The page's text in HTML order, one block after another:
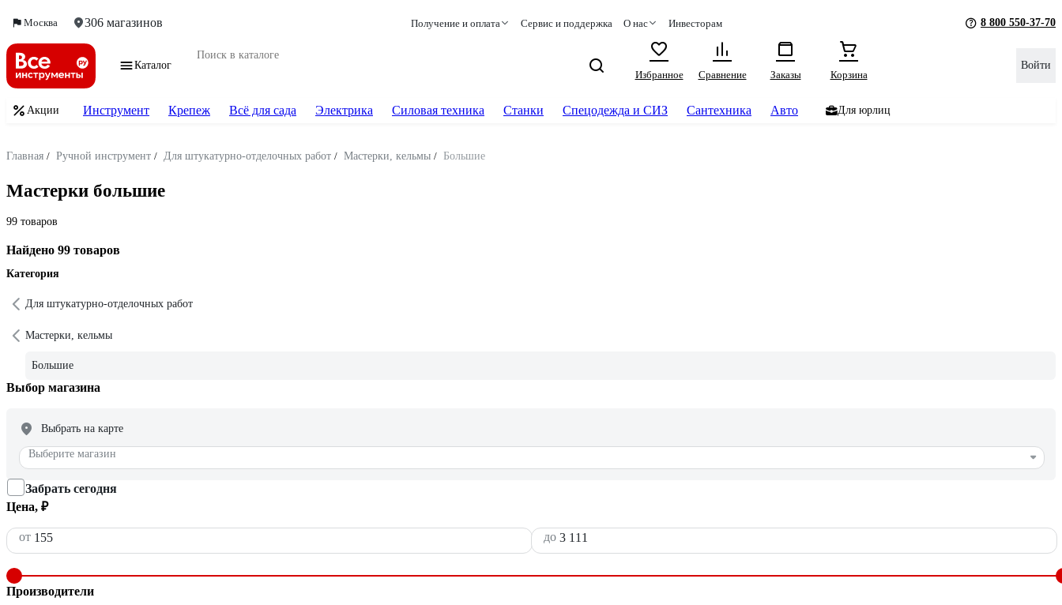
Москва 306 магазинов Получение и оплата Сервис и поддержка О нас Инвесторам 8 800 550-37-70
Каталог
Избранное
Сравнение Заказы Корзина
Войти
Акции Инструмент Крепеж Всё для сада Электрика Силовая техника Станки Спецодежда и СИЗ Сантехника Авто Для юрлиц
Главная / Ручной инструмент / Для штукатурно-отделочных работ / Мастерки, кельмы / Большие
Мастерки большие
99 товаров
Найдено 99 товаров
Категория
Для штукатурно-отделочных работ
Мастерки, кельмы
Большие
Выбор магазина
Выбрать на карте
Выберите магазин
Забрать сегодня
Цена, ₽
от до
Производители